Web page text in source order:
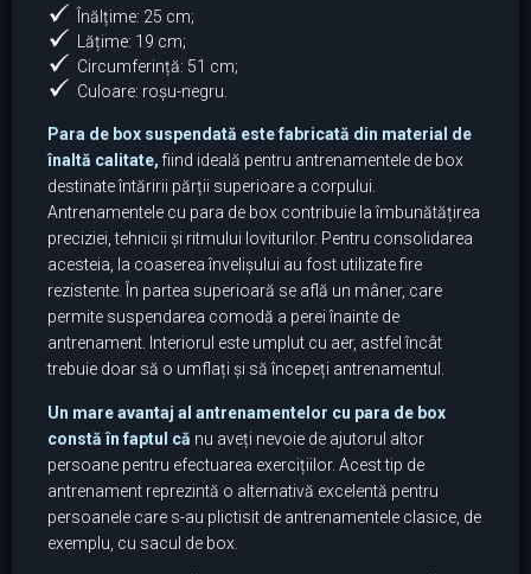
Înălțime: 25 cm;
Lățime: 19 cm;
Circumferință: 51 cm;
Culoare: roșu-negru.
Para de box suspendată este fabricată din material de
înaltă calitate,fiind ideală pentru antrenamentele de box
destinate întăririi părții superioare a corpului.
Antrenamentele cu para de box contribuie la îmbunătățirea
preciziei, tehnicii și ritmului loviturilor. Pentru consolidarea
acesteia, la coaserea învelișului au fost utilizate fire
rezistente. În partea superioară se află un mâner, care
permite suspendarea comodă a perei înainte de
antrenament. Interiorul este umplut cu aer, astfel încât
trebuie doar să o umflați și să începeți antrenamentul.
Un mare avantaj al antrenamentelor cu para de box
constă în faptul că nu aveți nevoie de ajutorul altor
persoane pentru efectuarea exercițiilor. Acest tip de
antrenament reprezintă o alternativă excelentă pentru
persoanele care s-au plictisit de antrenamentele clasice, de
exemplu, cu sacul de box.